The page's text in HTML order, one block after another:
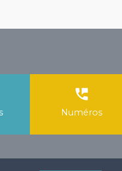
perm_phone_msg
Numéros